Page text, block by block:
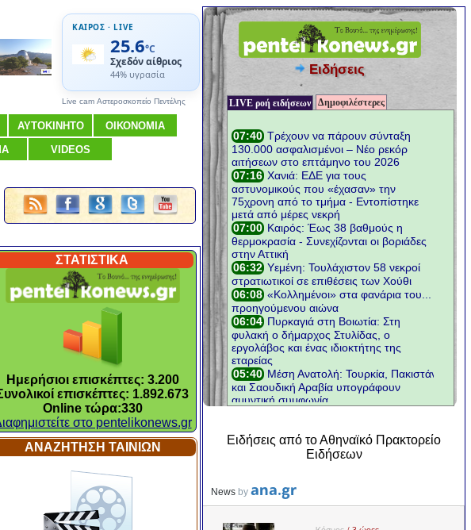
ΚΑΙΡΟΣ · LIVE
25.6°C
Σχεδόν αίθριος
44% υγρασία
Live cam Αστεροσκοπείο Πεντέλης
ΑΥΤΟΚΙΝΗΤΟ ΟΙΚΟΝΟΜΙΑ
VIDEOS
ΣΤΑΤΙΣΤΙΚΑ
Ημερήσιοι επισκέπτες: 3.200
επισκέπτες: 1.892.673
Online τώρα:330
στο pentelikonews.gr
ΑΝΑΖΗΤΗΣΗ ΤΑΙΝΙΩΝ
Ειδήσεις
LIVE ροή ειδήσεων Δημοφιλέστερες
Ειδήσεις από το Αθηναϊκό Πρακτορείο
Ειδήσεων